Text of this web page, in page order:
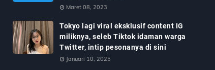
Maret 08, 2023
Tokyo lagi viral eksklusif content IG
miliknya, seleb Tiktok idaman warga
Twitter, intip pesonanya di sini
Januari 10, 2025